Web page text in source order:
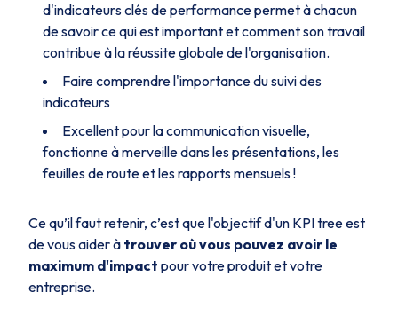
d'indicateurs clés de performance permet à chacun
de savoir ce qui est important et comment son travail
contribue à la réussite globale de l'organisation.
Faire comprendre l'importance du suivi des
indicateurs
Excellent pour la communication visuelle,
fonctionne à merveille dans les présentations, les
feuilles de route et les rapports mensuels !
Ce qu’il faut retenir, c’est que l'objectif d'un KPI tree est
de vous aider à trouver où vous pouvez avoir le
maximum d'impact pour votre produit et votre
entreprise.